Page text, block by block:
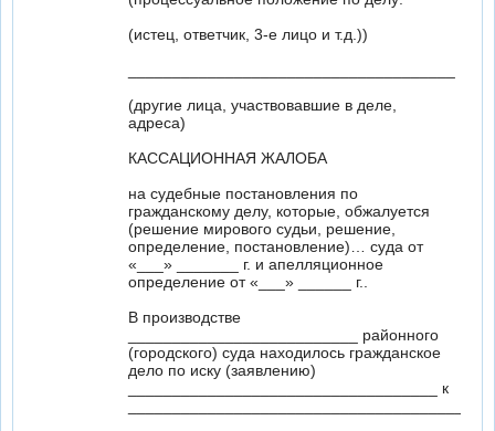
(истец, ответчик, 3-е лицо и т.д.))
(другие лица, участвовавшие в деле,
адреса)
КАССАЦИОННАЯ ЖАЛОБА
на судебные постановления по
гражданскому делу, которые, обжалуется
(решение мирового судьи, решение,
определение, постановление)… суда от
«___» _______ г. и апелляционное
определение от «___» ______ г..
В производстве
__________________________ районного
(городского) суда находилось гражданское
дело по иску (заявлению)
___________________________________ к